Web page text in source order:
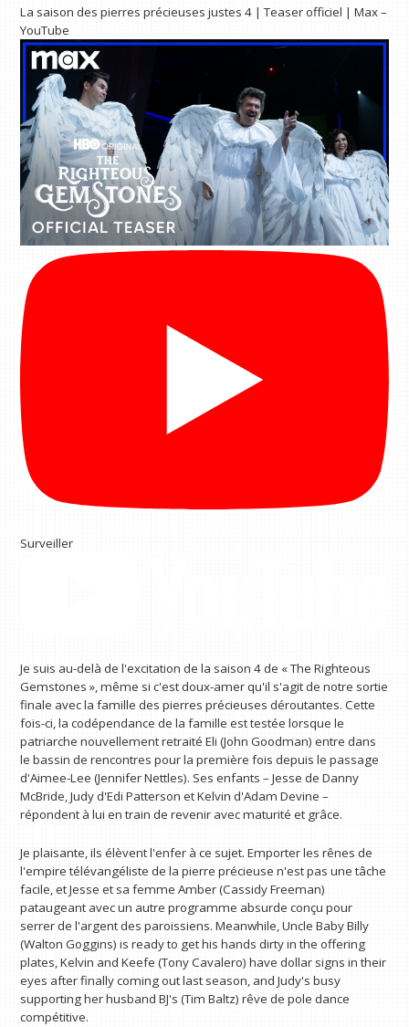
La saison des pierres précieuses justes 4 | Teaser officiel | Max –
YouTube
Surveiller
Je suis au-delà de l'excitation de la saison 4 de « The Righteous
Gemstones », même si c'est doux-amer qu'il s'agit de notre sortie
finale avec la famille des pierres précieuses déroutantes. Cette
fois-ci, la codépendance de la famille est testée lorsque le
patriarche nouvellement retraité Eli (John Goodman) entre dans
le bassin de rencontres pour la première fois depuis le passage
d'Aimee-Lee (Jennifer Nettles). Ses enfants – Jesse de Danny
McBride, Judy d'Edi Patterson et Kelvin d'Adam Devine –
répondent à lui en train de revenir avec maturité et grâce.
Je plaisante, ils élèvent l'enfer à ce sujet. Emporter les rênes de
l'empire télévangéliste de la pierre précieuse n'est pas une tâche
facile, et Jesse et sa femme Amber (Cassidy Freeman)
pataugeant avec un autre programme absurde conçu pour
serrer de l'argent des paroissiens. Meanwhile, Uncle Baby Billy
(Walton Goggins) is ready to get his hands dirty in the offering
plates, Kelvin and Keefe (Tony Cavalero) have dollar signs in their
eyes after finally coming out last season, and Judy's busy
supporting her husband BJ's (Tim Baltz) rêve de pole dance
compétitive.